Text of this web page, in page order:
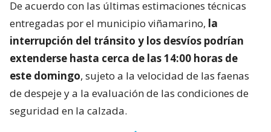
De acuerdo con las últimas estimaciones técnicas
entregadas por el municipio viñamarino, la
interrupción del tránsito y los desvíos podrían
extenderse hasta cerca de las 14:00 horas de
este domingo, sujeto a la velocidad de las faenas
de despeje y a la evaluación de las condiciones de
seguridad en la calzada.